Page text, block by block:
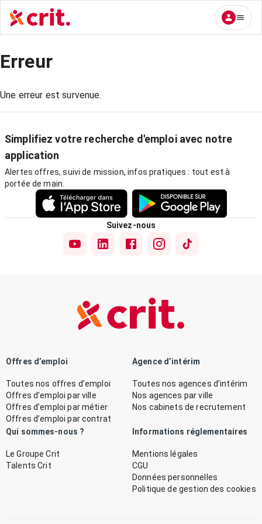
Erreur
Une erreur est survenue.
Simplifiez votre recherche d'emploi avec notre
application
Alertes offres, suivi de mission, infos pratiques : tout est à
portée de main.
Suivez-nous
Offres d’emploi
Toutes nos offres d’emploi
Offres d’emploi par ville
Offres d’emploi par métier
Offres d’emploi par contrat
Agence d’intérim
Toutes nos agences d’intérim
Nos agences par ville
Nos cabinets de recrutement
Qui sommes-nous ?
Le Groupe Crit
Talents Crit
Informations réglementaires
Mentions légales
CGU
Données personnelles
Politique de gestion des cookies